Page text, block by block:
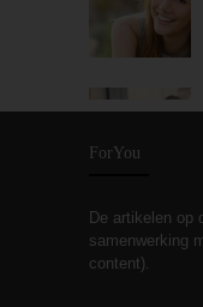
ForYou
De artikelen op
samenwerking
content).